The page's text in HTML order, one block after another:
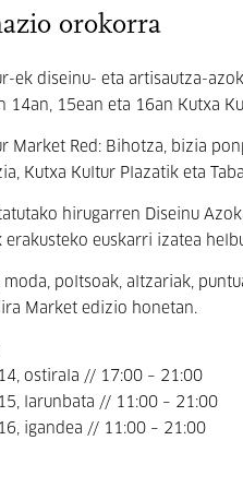
orokorra
ek diseinu- eta artisautza-
14an, 15ean eta 16an Kutxa
Market Red: Bihotza, bizia
Kutxa Kultur Plazatik eta
hirugarren Diseinu
erakusteko euskarri izatea
moda, poltsoak, altzariak,
Market edizio honetan.
ostirala // 17:00 – 21:00
larunbata // 11:00 – 21:00
igandea // 11:00 – 21:00